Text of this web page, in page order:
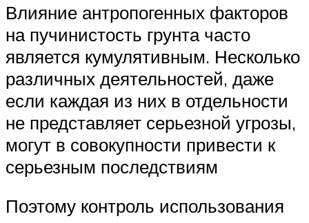
Влияние антропогенных факторов
на пучинистость грунта часто
является кумулятивным. Несколько
различных деятельностей, даже
если каждая из них в отдельности
не представляет серьезной угрозы,
могут в совокупности привести к
серьезным последствиям
Поэтому контроль использования